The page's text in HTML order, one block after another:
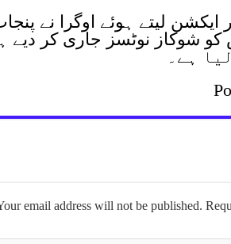
لیتے ہوئے اوگرا نے
ہے۔
email address will not be published.